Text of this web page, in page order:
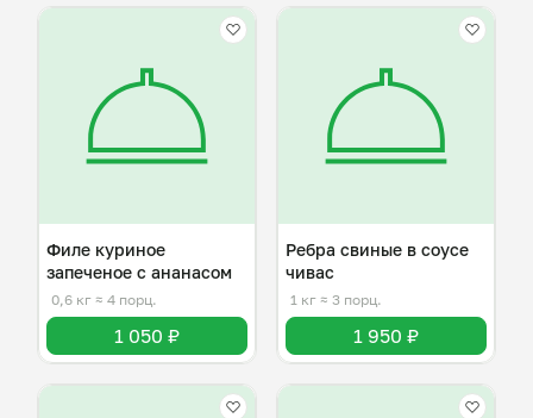
Филе куриное
запеченое с ананасом
0,6 кг ≈ 4 порц.
1 050 ₽
Ребра свиные в соусе
чивас
1 кг ≈ 3 порц.
1 950 ₽